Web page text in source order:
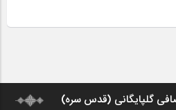
گلپایگانی (قدس سره)